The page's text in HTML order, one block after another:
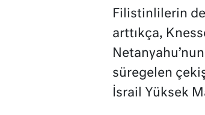
Filistinlilerin
arttıkça,
süregelen
İsrail Yüksek